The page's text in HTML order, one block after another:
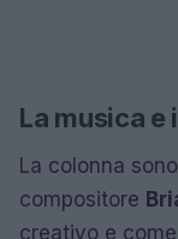
La musica
La colonna
compositore
creativo e